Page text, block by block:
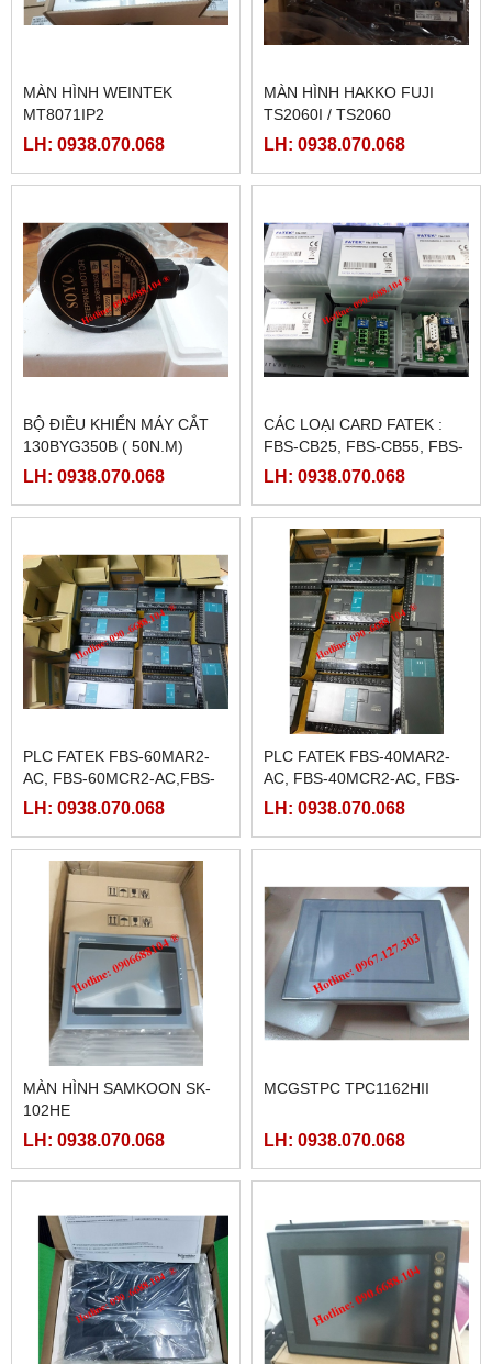
MÀN HÌNH WEINTEK
MT8071IP2
LH: 0938.070.068
MÀN HÌNH HAKKO FUJI
TS2060I / TS2060
LH: 0938.070.068
BỘ ĐIỀU KHIỂN MÁY CẮT
130BYG350B ( 50N.M)
LH: 0938.070.068
CÁC LOẠI CARD FATEK :
FBS-CB25, FBS-CB55, FBS-
CB2, FBS-CB5
LH: 0938.070.068
PLC FATEK FBS-60MAR2-
AC, FBS-60MCR2-AC,FBS-
60MAT2-AC, FBS-60MCT2-
LH: 0938.070.068
PLC FATEK FBS-40MAR2-
AC, FBS-40MCR2-AC, FBS-
40MCRT-AC, FBS-40MART-
LH: 0938.070.068
MÀN HÌNH SAMKOON SK-
102HE
LH: 0938.070.068
MCGSTPC TPC1162HII
LH: 0938.070.068